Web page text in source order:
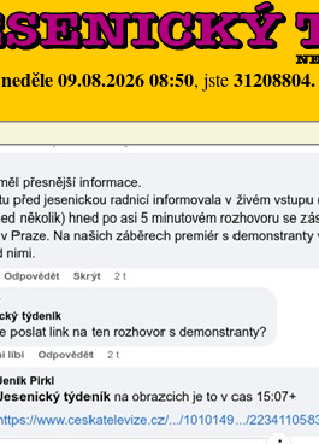
neděle 09.08.2026 08:50, jste31208804.